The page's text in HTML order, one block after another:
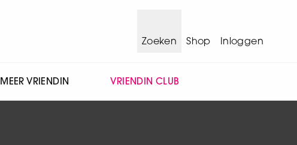
Zoeken
Shop Inloggen
MEER VRIENDIN VRIENDIN CLUB